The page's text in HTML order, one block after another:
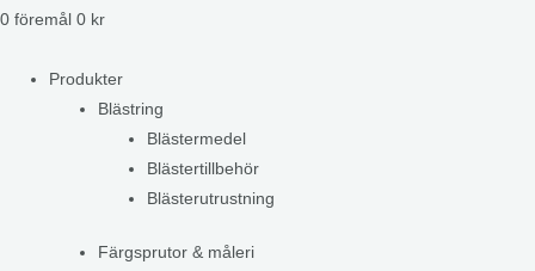
0 föremål 0 kr
Produkter
Blästring
Blästermedel
Blästertillbehör
Blästerutrustning
Färgsprutor & måleri